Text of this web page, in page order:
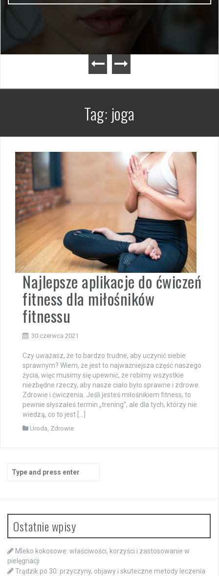
Tag: joga
Najlepsze aplikacje do ćwiczeń
fitness dla miłośników
fitnessu
30 czerwca 2021
Czy uważasz, że to bardzo trudne, aby uczynić siebie
sprawnym? Wiem, że jest to najważniejsza część naszego
życia, więc musimy się upewnić, że robimy wszystkie
niezbędne rzeczy, aby nasze ciało było sprawne i zdrowe.
Zdrowie i ćwiczenia. Jeśli jesteś miłośnikiem fitness, to
pewnie słyszałeś termin „trening”, ale dla tych, którzy nie
wiedzą, co to jest […]
Uroda, Zdrowie
Search
for:
Ostatnie wpisy
Mleko kokosowe: właściwości, korzyści i zastosowanie w
pielęgnacji
Trądzik po 30: przyczyny, objawy i skuteczne metody leczenia